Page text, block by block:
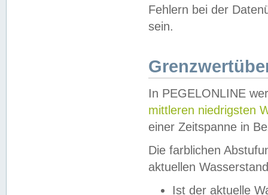
Fehlern bei der
sein.
In PEGELONLINE
mittleren niedrigsten
einer Zeitspanne in
Die farblichen
aktuellen
Ist der aktuelle